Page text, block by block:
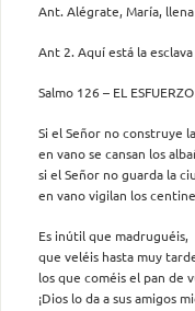
Ant. Alégrate, María,
Ant 2. Aquí está la
Salmo 126 – EL
Si el Señor no construye
en vano se cansan los
si el Señor no guarda la
en vano vigilan los
Es inútil que madruguéis,
que veléis hasta muy
los que coméis el pan de
¡Dios lo da a sus amigos